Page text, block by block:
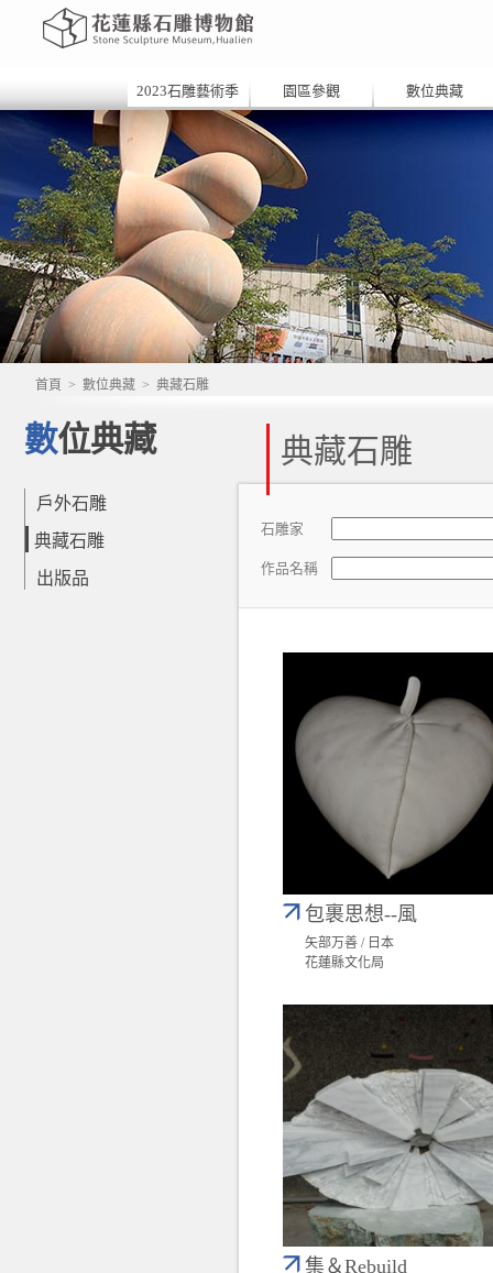
2023石雕藝術季 園區參觀 數位典藏
首頁 > 數位典藏 > 典藏石雕
數位典藏
戶外石雕
典藏石雕
出版品
典藏石雕
石雕家
作品名稱
包裹思想--風
矢部万善 / 日本
花蓮縣文化局
集＆Rebuild